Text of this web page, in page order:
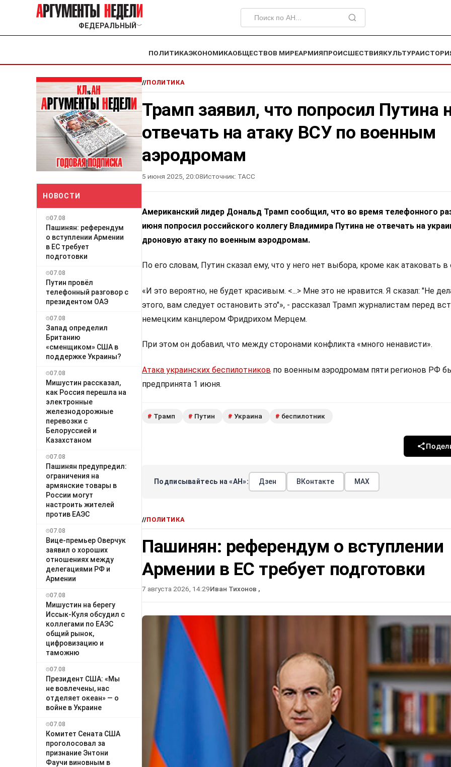
ФЕДЕРАЛЬНЫЙ ﹀
ПОЛИТИКАЭКОНОМИКАОБЩЕСТВОВ МИРЕАРМИЯПРОИСШЕСТВИЯКУЛЬТУРА
НОВОСТИ
07.08
Пашинян: референдум
о вступлении Армении
в ЕС требует
подготовки
07.08
Путин провёл
телефонный разговор с
президентом ОАЭ
07.08
Запад определил
Британию
«сменщиком» США в
поддержке Украины?
07.08
Мишустин рассказал,
как Россия перешла на
электронные
железнодорожные
перевозки с
Белоруссией и
Казахстаном
07.08
Пашинян предупредил:
ограничения на
армянские товары в
России могут
настроить жителей
против ЕАЭС
07.08
Вице-премьер Оверчук
заявил о хороших
отношениях между
делегациями РФ и
Армении
07.08
Мишустин на берегу
Иссык-Куля обсудил с
коллегами по ЕАЭС
общий рынок,
цифровизацию и
таможню
07.08
Президент США: «Мы
не вовлечены, нас
отделяет океан» — о
войне в Украине
07.08
Комитет Сената США
проголосовал за
признание Энтони
Фаучи виновным в
//ПОЛИТИКА
Трамп заявил, что попросил Путина
отвечать на атаку ВСУ по военным
аэродромам
5 июня 2025, 20:08Источник: ТАСС
Американский лидер Дональд Трамп сообщил, что во время телефонного
июня попросил российского коллегу Владимира Путина не отвечать на
дроновую атаку по военным аэродромам.
По его словам, Путин сказал ему, что у него нет выбора, кроме как атаковать в
«И это вероятно, не будет красивым. <...> Мне это не нравится. Я сказал: "Не
этого, вам следует остановить это"», - рассказал Трамп журналистам перед
немецким канцлером Фридрихом Мерцем.
При этом он добавил, что между сторонами конфликта «много ненависти».
Атака украинских беспилотников по военным аэродромам пяти регионов РФ
предпринята 1 июня.
# Трамп # Путин # Украина # беспилотник
Подписывайтесь на «АН»: Дзен ВКонтакте МАХ
//ПОЛИТИКА
Пашинян: референдум о вступлении
Армении в ЕС требует подготовки
7 августа 2026, 14:29Иван Тихонов ,